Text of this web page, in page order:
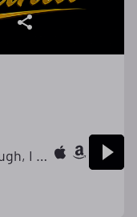
After All Ive Been Through, I Still Have a Praise